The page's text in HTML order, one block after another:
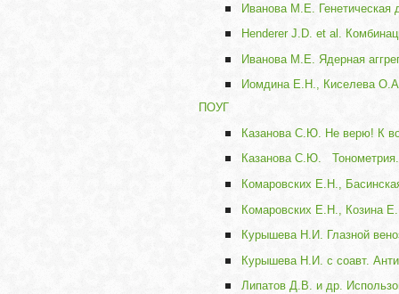
Иванова М.Е. Генетическая
Henderer J.D. et al.
Иванова М.Е. Ядерная
Иомдина Е.Н., Киселева О.А.
ПОУГ
Казанова С.Ю. Не верю! К
Казанова С.Ю.
Комаровских Е.Н.,
Комаровских Е.Н., Козина
Курышева Н.И. Глазной
Курышева Н.И. с соавт.
Липатов Д.В. и др.